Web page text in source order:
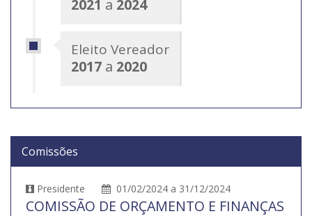
2021 a 2024
Eleito Vereador
2017 a 2020
Comissões
Presidente 01/02/2024 a 31/12/2024
COMISSÃO DE ORÇAMENTO E FINANÇAS